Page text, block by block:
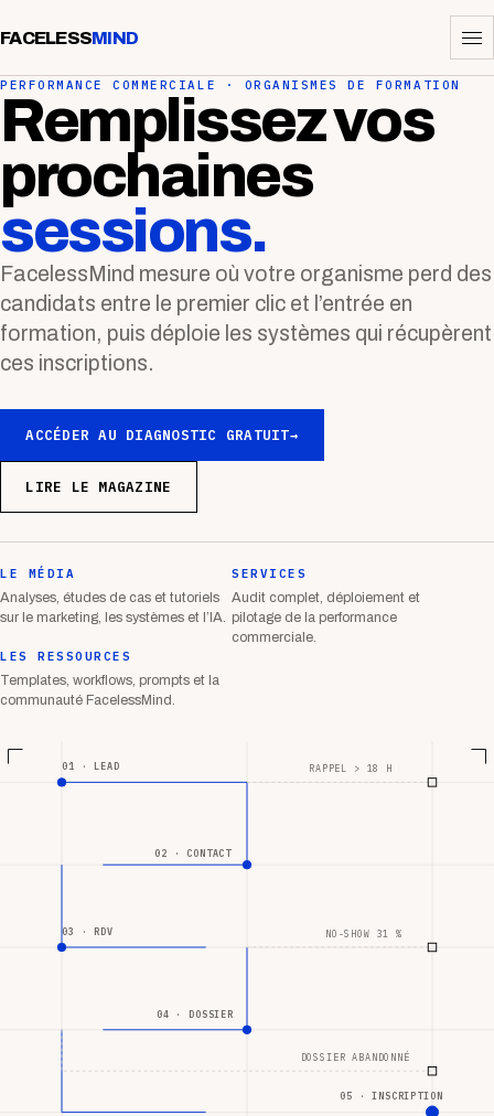
FACELESSMIND
PERFORMANCE COMMERCIALE · ORGANISMES DE FORMATION
Remplissez vos
prochaines
sessions.
FacelessMind mesure où votre organisme perd des
candidats entre le premier clic et l’entrée en
formation, puis déploie les systèmes qui récupèrent
ces inscriptions.
ACCÉDER AU DIAGNOSTIC GRATUIT→
LIRE LE MAGAZINE
LE MÉDIA
Analyses, études de cas et tutoriels
sur le marketing, les systèmes et l’IA.
SERVICES
Audit complet, déploiement et
pilotage de la performance
commerciale.
LES RESSOURCES
Templates, workflows, prompts et la
communauté FacelessMind.
01 · LEAD
02 · CONTACT
03 · RDV
04 · DOSSIER
05 · INSCRIPTION
RAPPEL > 18 H
NO-SHOW 31 %
DOSSIER ABANDONNÉ